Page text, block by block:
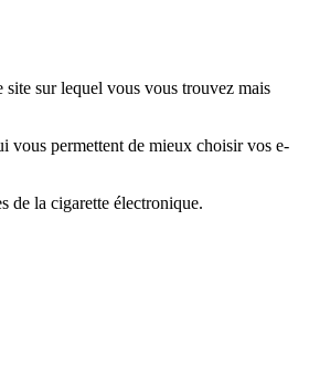
sur lequel vous vous trouvez mais
vous permettent de mieux choisir vos e-
de la cigarette électronique.